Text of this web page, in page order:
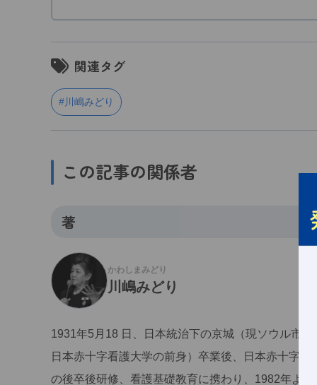
関連タグ
#川嶋みどり
この記事の関係者
著
かわしまみどり
川嶋みどり
1931年5月18 日、日本統治下の京城（現ソウル市
日本赤十字看護大学の前身）卒業後、日本赤十字
の後卒後研修、看護基礎教育に携わり、1982年よ